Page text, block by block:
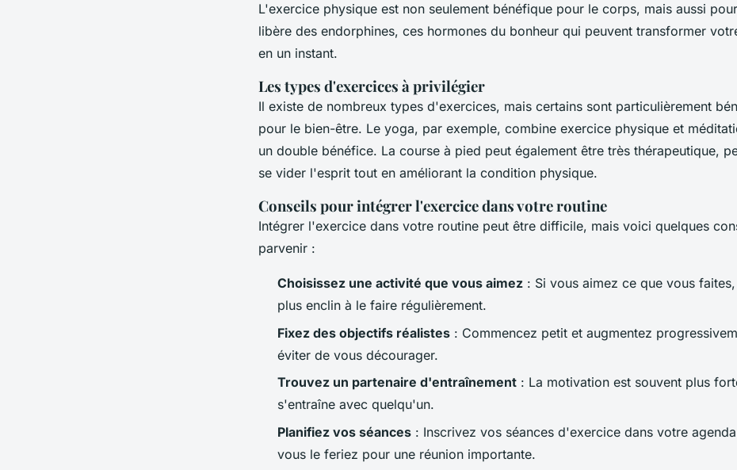
L'exercice physique est non seulement bénéfique pour le corps, mais aussi
libère des endorphines, ces hormones du bonheur qui peuvent transformer
en un instant.
Les types d'exercices à privilégier
Il existe de nombreux types d'exercices, mais certains sont particulièrement
pour le bien-être. Le yoga, par exemple, combine exercice physique et
un double bénéfice. La course à pied peut également être très thérapeutique,
se vider l'esprit tout en améliorant la condition physique.
Conseils pour intégrer l'exercice dans votre routine
Intégrer l'exercice dans votre routine peut être difficile, mais voici quelques
parvenir :
Choisissez une activité que vous aimez : Si vous aimez ce que vous
plus enclin à le faire régulièrement.
Fixez des objectifs réalistes : Commencez petit et augmentez
éviter de vous décourager.
Trouvez un partenaire d'entraînement : La motivation est souvent plus
s'entraîne avec quelqu'un.
Planifiez vos séances : Inscrivez vos séances d'exercice dans votre
vous le feriez pour une réunion importante.